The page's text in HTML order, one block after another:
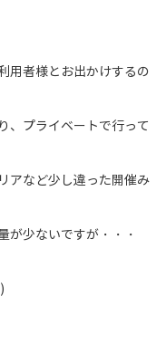
用者様とお出かけするの
、プライベートで行って
アなど少し違った開催み
が少ないですが・・・